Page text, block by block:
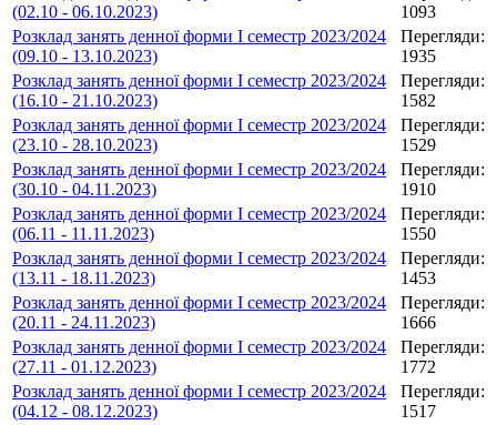
(02.10 - 06.10.2023)
1093
Розклад занять денної форми І семестр 2023/2024
(09.10 - 13.10.2023)
Перегляди:
1935
Розклад занять денної форми І семестр 2023/2024
(16.10 - 21.10.2023)
Перегляди:
1582
Розклад занять денної форми І семестр 2023/2024
(23.10 - 28.10.2023)
Перегляди:
1529
Розклад занять денної форми І семестр 2023/2024
(30.10 - 04.11.2023)
Перегляди:
1910
Розклад занять денної форми І семестр 2023/2024
(06.11 - 11.11.2023)
Перегляди:
1550
Розклад занять денної форми І семестр 2023/2024
(13.11 - 18.11.2023)
Перегляди:
1453
Розклад занять денної форми І семестр 2023/2024
(20.11 - 24.11.2023)
Перегляди:
1666
Розклад занять денної форми І семестр 2023/2024
(27.11 - 01.12.2023)
Перегляди:
1772
Розклад занять денної форми І семестр 2023/2024
(04.12 - 08.12.2023)
Перегляди:
1517